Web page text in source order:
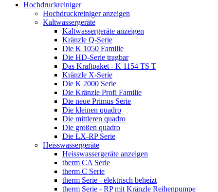
Hochdruckreiniger
Hochdruckreiniger anzeigen
Kaltwassergeräte
Kaltwassergeräte anzeigen
Kränzle Q-Serie
Die K 1050 Familie
Die HD-Serie tragbar
Das Kraftpaket - K 1154 TS T
Kränzle X-Serie
Die K 2000 Serie
Die Kränzle Profi Familie
Die neue Primus Serie
Die kleinen quadro
Die mittleren quadro
Die großen quadro
Die LX-RP Serie
Heisswassergeräte
Heisswassergeräte anzeigen
therm CA Serie
therm C Serie
therm Serie - elektrisch beheizt
therm Serie - RP mit Kränzle Reihenpumpe